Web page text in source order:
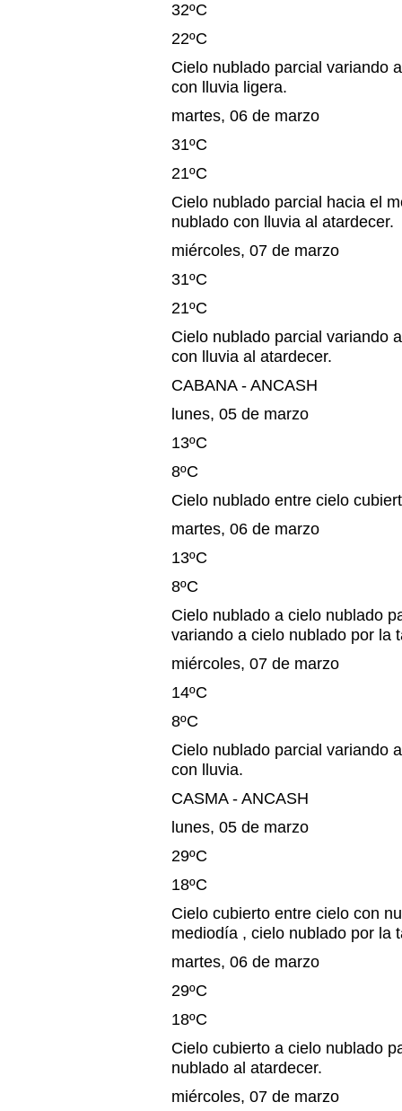
32ºC
22ºC
Cielo nublado parcial variando
con lluvia ligera.
martes, 06 de marzo
31ºC
21ºC
Cielo nublado parcial hacia el
nublado con lluvia al atardecer.
miércoles, 07 de marzo
31ºC
21ºC
Cielo nublado parcial variando
con lluvia al atardecer.
CABANA - ANCASH
lunes, 05 de marzo
13ºC
8ºC
Cielo nublado entre cielo
martes, 06 de marzo
13ºC
8ºC
Cielo nublado a cielo nublado
variando a cielo nublado por la
miércoles, 07 de marzo
14ºC
8ºC
Cielo nublado parcial variando
con lluvia.
CASMA - ANCASH
lunes, 05 de marzo
29ºC
18ºC
Cielo cubierto entre cielo con
mediodía , cielo nublado por la
martes, 06 de marzo
29ºC
18ºC
Cielo cubierto a cielo nublado
nublado al atardecer.
miércoles, 07 de marzo